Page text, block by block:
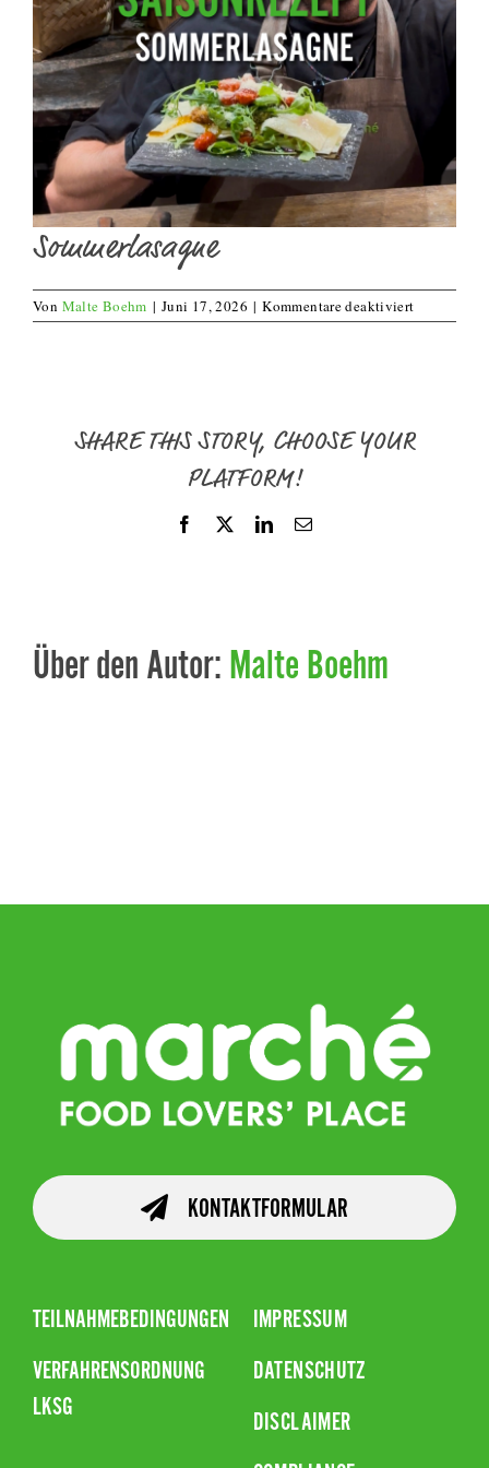
Sommerlasagne
Von Malte Boehm | Juni 17, 2026 | Kommentare deaktiviertfür
SHARE THIS STORY, CHOOSE YOUR
PLATFORM!
Facebook LinkedIn
E-
Über den Autor: Malte Boehm
KONTAKTFORMULAR
TEILNAHMEBEDINGUNGEN
VERFAHRENSORDNUNG
LKSG
IMPRESSUM
DATENSCHUTZ
DISCLAIMER